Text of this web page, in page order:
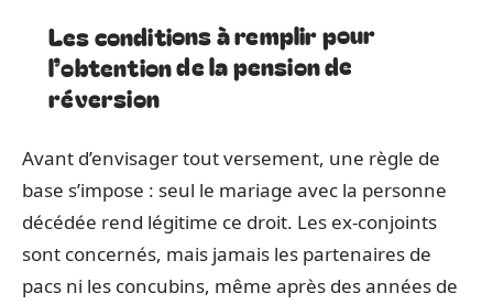
Les conditions à remplir pour
l’obtention de la pension de
réversion
Avant d’envisager tout versement, une règle de
base s’impose : seul le mariage avec la personne
décédée rend légitime ce droit. Les ex-conjoints
sont concernés, mais jamais les partenaires de
pacs ni les concubins, même après des années de